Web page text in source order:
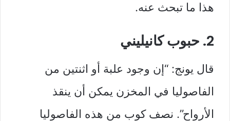
هذا ما تبحث عنه.
2. حبوب كانيليني
قال يونج: “إن وجود علبة أو اثنتين من
الفاصوليا في المخزن يمكن أن ينقذ
الأرواح”. نصف كوب من هذه الفاصوليا